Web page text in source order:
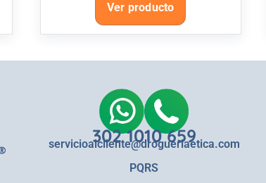
Ver producto
302 1010 659
servicioalcliente@drogueriaetica.com
PQRS